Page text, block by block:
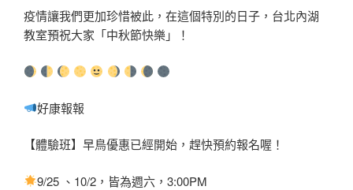
疫情讓我們更加珍惜被此，在這個特別的日子，台北內湖
教室預祝大家「中秋節快樂」！
好康報報
【體驗班】早鳥優惠已經開始，趕快預約報名喔！
9/25 、 10/2 ，皆為週六，3:00PM